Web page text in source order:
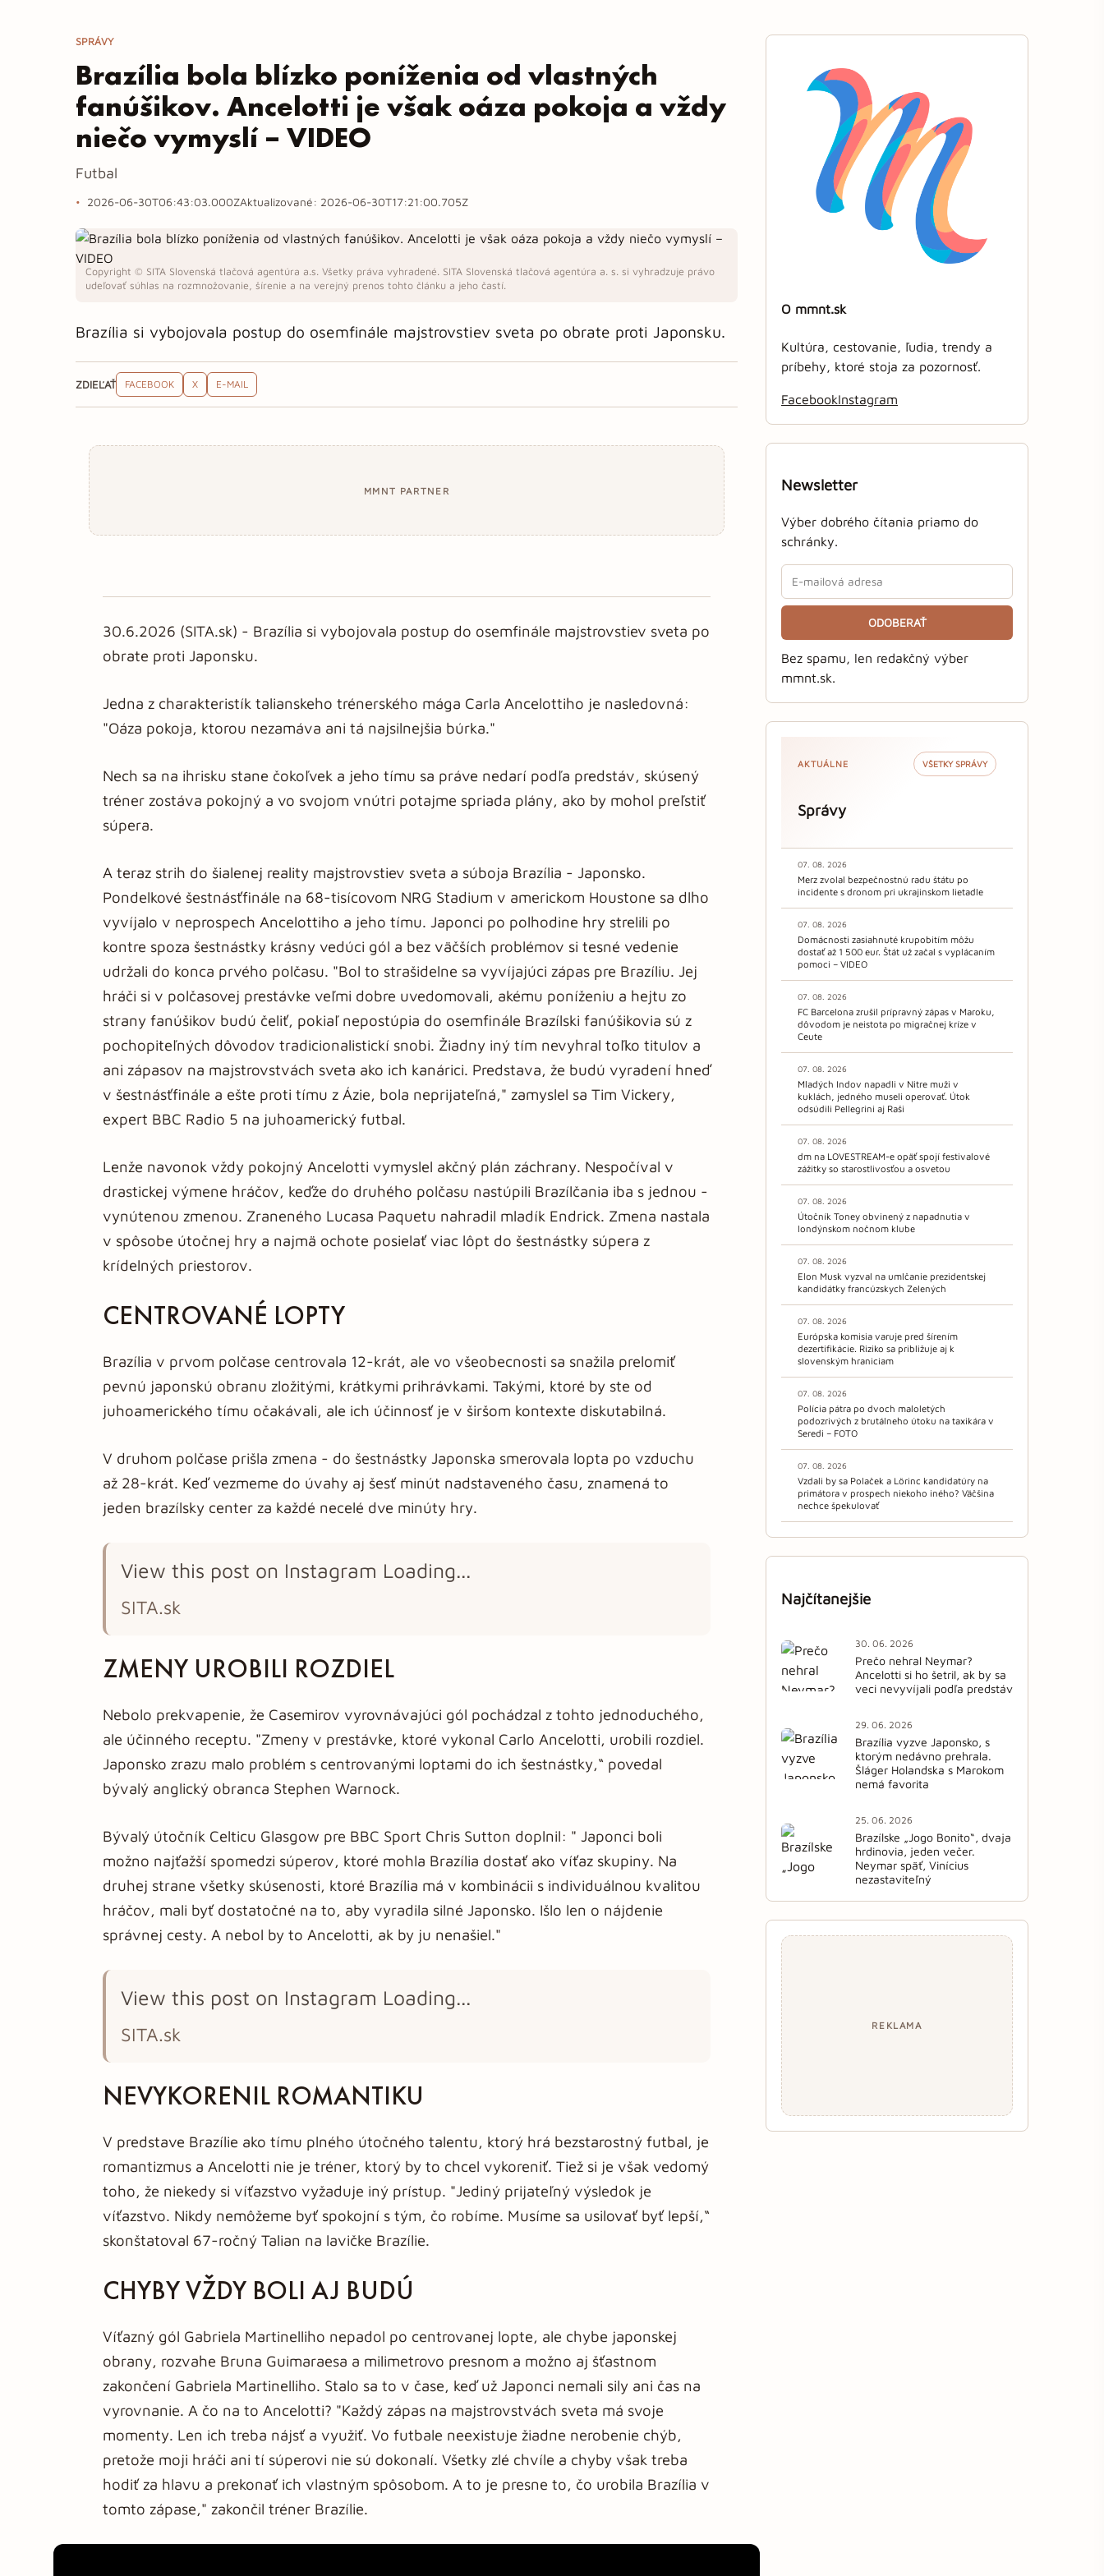
SPRÁVY
Brazília bola blízko poníženia od vlastných
fanúšikov. Ancelotti je však oáza pokoja a vždy
niečo vymyslí – VIDEO
Futbal
2026-06-30T06:43:03.000ZAktualizované: 2026-06-30T17:21:00.705Z
Copyright © SITA Slovenská tlačová agentúra a.s. Všetky práva vyhradené. SITA Slovenská tlačová agentúra a. s. si vyhradzuje právo
udeľovať súhlas na rozmnožovanie, šírenie a na verejný prenos tohto článku a jeho častí.
Brazília si vybojovala postup do osemfinále majstrovstiev sveta po obrate proti Japonsku.
ZDIEĽAŤ FACEBOOK X E-MAIL
MMNT PARTNER
30.6.2026 (SITA.sk) - Brazília si vybojovala postup do osemfinále majstrovstiev sveta po
obrate proti Japonsku.
Jedna z charakteristík talianskeho trénerského mága Carla Ancelottiho je nasledovná:
"Oáza pokoja, ktorou nezamáva ani tá najsilnejšia búrka."
Nech sa na ihrisku stane čokoľvek a jeho tímu sa práve nedarí podľa predstáv, skúsený
tréner zostáva pokojný a vo svojom vnútri potajme spriada plány, ako by mohol preľstiť
súpera.
A teraz strih do šialenej reality majstrovstiev sveta a súboja Brazília - Japonsko.
Pondelkové šestnásťfinále na 68-tisícovom NRG Stadium v americkom Houstone sa dlho
vyvíjalo v neprospech Ancelottiho a jeho tímu. Japonci po polhodine hry strelili po
kontre spoza šestnástky krásny vedúci gól a bez väčších problémov si tesné vedenie
udržali do konca prvého polčasu. "Bol to strašidelne sa vyvíjajúci zápas pre Brazíliu. Jej
hráči si v polčasovej prestávke veľmi dobre uvedomovali, akému poníženiu a hejtu zo
strany fanúšikov budú čeliť, pokiaľ nepostúpia do osemfinále Brazílski fanúšikovia sú z
pochopiteľných dôvodov tradicionalistickí snobi. Žiadny iný tím nevyhral toľko titulov a
ani zápasov na majstrovstvách sveta ako ich kanárici. Predstava, že budú vyradení hneď
v šestnásťfinále a ešte proti tímu z Ázie, bola neprijateľná," zamyslel sa Tim Vickery,
expert BBC Radio 5 na juhoamerický futbal.
Lenže navonok vždy pokojný Ancelotti vymyslel akčný plán záchrany. Nespočíval v
drastickej výmene hráčov, keďže do druhého polčasu nastúpili Brazílčania iba s jednou -
vynútenou zmenou. Zraneného Lucasa Paquetu nahradil mladík Endrick. Zmena nastala
v spôsobe útočnej hry a najmä ochote posielať viac lôpt do šestnástky súpera z
krídelných priestorov.
CENTROVANÉ LOPTY
Brazília v prvom polčase centrovala 12-krát, ale vo všeobecnosti sa snažila prelomiť
pevnú japonskú obranu zložitými, krátkymi prihrávkami. Takými, ktoré by ste od
juhoamerického tímu očakávali, ale ich účinnosť je v širšom kontexte diskutabilná.
V druhom polčase prišla zmena - do šestnástky Japonska smerovala lopta po vzduchu
až 28-krát. Keď vezmeme do úvahy aj šesť minút nadstaveného času, znamená to
jeden brazílsky center za každé necelé dve minúty hry.
View this post on Instagram Loading...
SITA.sk
ZMENY UROBILI ROZDIEL
Nebolo prekvapenie, že Casemirov vyrovnávajúci gól pochádzal z tohto jednoduchého,
ale účinného receptu. "Zmeny v prestávke, ktoré vykonal Carlo Ancelotti, urobili rozdiel.
Japonsko zrazu malo problém s centrovanými loptami do ich šestnástky,“ povedal
bývalý anglický obranca Stephen Warnock.
Bývalý útočník Celticu Glasgow pre BBC Sport Chris Sutton doplnil: " Japonci boli
možno najťažší spomedzi súperov, ktoré mohla Brazília dostať ako víťaz skupiny. Na
druhej strane všetky skúsenosti, ktoré Brazília má v kombinácii s individuálnou kvalitou
hráčov, mali byť dostatočné na to, aby vyradila silné Japonsko. Išlo len o nájdenie
správnej cesty. A nebol by to Ancelotti, ak by ju nenašiel."
View this post on Instagram Loading...
SITA.sk
NEVYKORENIL ROMANTIKU
V predstave Brazílie ako tímu plného útočného talentu, ktorý hrá bezstarostný futbal, je
romantizmus a Ancelotti nie je tréner, ktorý by to chcel vykoreniť. Tiež si je však vedomý
toho, že niekedy si víťazstvo vyžaduje iný prístup. "Jediný prijateľný výsledok je
víťazstvo. Nikdy nemôžeme byť spokojní s tým, čo robíme. Musíme sa usilovať byť lepší,“
skonštatoval 67-ročný Talian na lavičke Brazílie.
CHYBY VŽDY BOLI AJ BUDÚ
Víťazný gól Gabriela Martinelliho nepadol po centrovanej lopte, ale chybe japonskej
obrany, rozvahe Bruna Guimaraesa a milimetrovo presnom a možno aj šťastnom
zakončení Gabriela Martinelliho. Stalo sa to v čase, keď už Japonci nemali sily ani čas na
vyrovnanie. A čo na to Ancelotti? "Každý zápas na majstrovstvách sveta má svoje
momenty. Len ich treba nájsť a využiť. Vo futbale neexistuje žiadne nerobenie chýb,
pretože moji hráči ani tí súperovi nie sú dokonalí. Všetky zlé chvíle a chyby však treba
hodiť za hlavu a prekonať ich vlastným spôsobom. A to je presne to, čo urobila Brazília v
tomto zápase," zakončil tréner Brazílie.
O mmnt.sk
Kultúra, cestovanie, ľudia, trendy a
príbehy, ktoré stoja za pozornosť.
FacebookInstagram
Newsletter
Výber dobrého čítania priamo do
schránky.
ODOBERAŤ
Bez spamu, len redakčný výber
mmnt.sk.
AKTUÁLNE VŠETKY SPRÁVY
Správy
07. 08. 2026
Merz zvolal bezpečnostnú radu štátu po
incidente s dronom pri ukrajinskom lietadle
07. 08. 2026
Domácnosti zasiahnuté krupobitím môžu
dostať až 1 500 eur. Štát už začal s vyplácaním
pomoci – VIDEO
07. 08. 2026
FC Barcelona zrušil prípravný zápas v Maroku,
dôvodom je neistota po migračnej kríze v
Ceute
07. 08. 2026
Mladých Indov napadli v Nitre muži v
kuklách, jedného museli operovať. Útok
odsúdili Pellegrini aj Raši
07. 08. 2026
dm na LOVESTREAM-e opäť spojí festivalové
zážitky so starostlivosťou a osvetou
07. 08. 2026
Útočník Toney obvinený z napadnutia v
londýnskom nočnom klube
07. 08. 2026
Elon Musk vyzval na umlčanie prezidentskej
kandidátky francúzskych Zelených
07. 08. 2026
Európska komisia varuje pred šírením
dezertifikácie. Riziko sa približuje aj k
slovenským hraniciam
07. 08. 2026
Polícia pátra po dvoch maloletých
podozrivých z brutálneho útoku na taxikára v
Seredi – FOTO
07. 08. 2026
Vzdali by sa Polaček a Lörinc kandidatúry na
primátora v prospech niekoho iného? Väčšina
nechce špekulovať
Najčítanejšie
30. 06. 2026
Prečo nehral Neymar?
Ancelotti si ho šetril, ak by sa
veci nevyvíjali podľa predstáv
29. 06. 2026
Brazília vyzve Japonsko, s
ktorým nedávno prehrala.
Šláger Holandska s Marokom
nemá favorita
25. 06. 2026
Brazílske „Jogo Bonito“, dvaja
hrdinovia, jeden večer.
Neymar späť, Vinícius
nezastaviteľný
REKLAMA